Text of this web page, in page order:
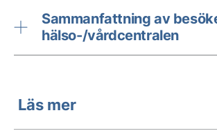
Sammanfattning av
hälso-/vårdcentralen
Läs mer